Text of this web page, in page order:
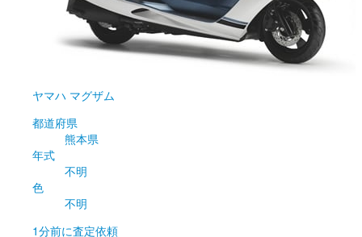
ヤマハ マグザム
都道府県
熊本県
年式
不明
色
不明
1分前に査定依頼